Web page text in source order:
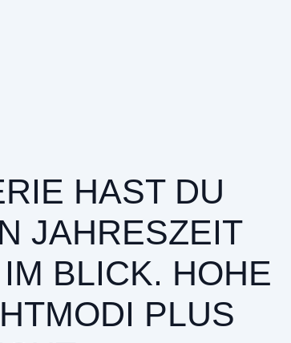
HAST DU
JAHRESZEIT
BLICK. HOHE
PLUS